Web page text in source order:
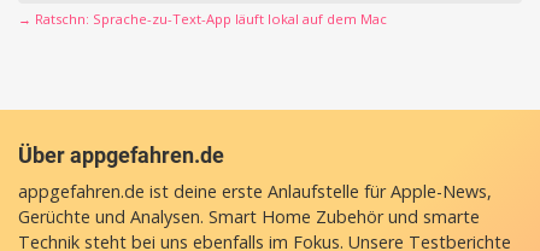
→ Ratschn: Sprache-zu-Text-App läuft lokal auf dem Mac
Über appgefahren.de
appgefahren.de ist deine erste Anlaufstelle für Apple-News,
Gerüchte und Analysen. Smart Home Zubehör und smarte
Technik steht bei uns ebenfalls im Fokus. Unsere Testberichte